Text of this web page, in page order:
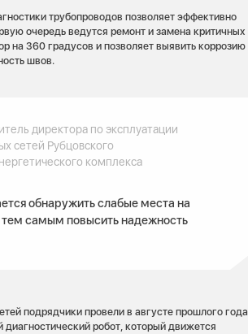
трубопроводов позволяет эффективно
очередь ведутся ремонт и замена критичных
на 360 градусов и позволяет выявить коррозию
швов.
директора по эксплуатации
сетей Рубцовского
комплекса
обнаружить слабые места на
тем самым повысить надежность
подрядчики провели в августе прошлого года
робот, который движется